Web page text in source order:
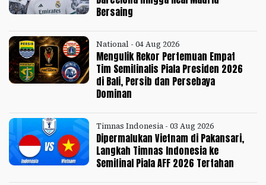
Bersaing
National - 04 Aug 2026
Mengulik Rekor Pertemuan Empat
Tim Semifinalis Piala Presiden 2026
di Bali, Persib dan Persebaya
Dominan
Timnas Indonesia - 03 Aug 2026
Dipermalukan Vietnam di Pakansari,
Langkah Timnas Indonesia ke
Semifinal Piala AFF 2026 Tertahan